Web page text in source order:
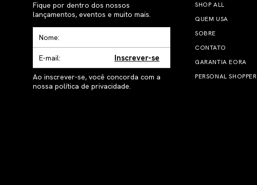
Fique por dentro dos nossos
lançamentos, eventos e muito mais.
Inscrever-se
Ao inscrever-se, você concorda com a
nossa política de privacidade.
SHOP ALL
QUEM USA
SOBRE
CONTATO
GARANTIA EORA
PERSONAL SHOPPER